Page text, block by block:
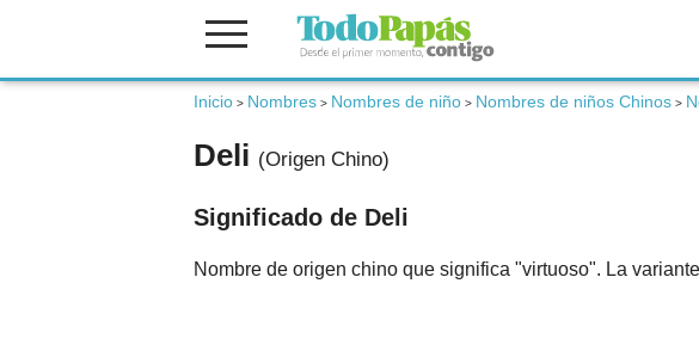
Inicio > Nombres > Nombres de niño > Nombres de niños Chinos >
Deli (Origen Chino)
Significado de Deli
Nombre de origen chino que significa "virtuoso". La